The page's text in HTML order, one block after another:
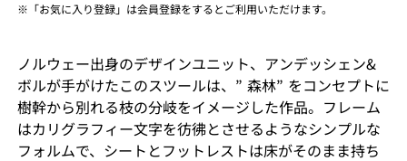
※「お気に入り登録」は会員登録をするとご利用いただけます。
ノルウェー出身のデザインユニット、アンデッシェン&
ボルが手がけたこのスツールは、” 森林” をコンセプトに
樹幹から別れる枝の分岐をイメージした作品。フレーム
はカリグラフィー文字を彷彿とさせるようなシンプルな
フォルムで、シートとフットレストは床がそのまま持ち